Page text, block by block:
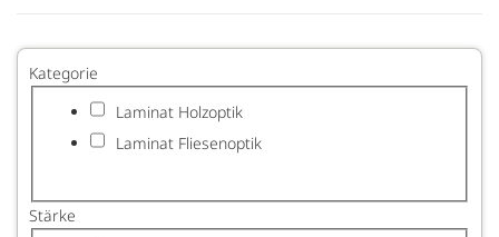
Kategorie
Laminat Holzoptik
Laminat Fliesenoptik
Stärke